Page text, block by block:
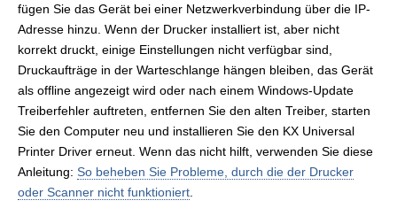
fügen Sie das Gerät bei einer Netzwerkverbindung über die IP-
Adresse hinzu. Wenn der Drucker installiert ist, aber nicht
korrekt druckt, einige Einstellungen nicht verfügbar sind,
Druckaufträge in der Warteschlange hängen bleiben, das Gerät
als offline angezeigt wird oder nach einem Windows-Update
Treiberfehler auftreten, entfernen Sie den alten Treiber, starten
Sie den Computer neu und installieren Sie den KX Universal
Printer Driver erneut. Wenn das nicht hilft, verwenden Sie diese
Anleitung: So beheben Sie Probleme, durch die der Drucker
oder Scanner nicht funktioniert